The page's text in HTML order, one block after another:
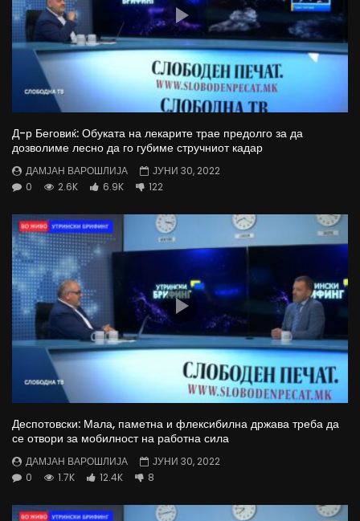
Д-р Беговиќ: Обуката на лекарите трае предолго за да
дозволиме лесно да го губиме стручниот кадар
ДАМЈАН ВАРОШЛИЈА
ЈУНИ 30, 2022
0
2.6K 6.9K 122
Деспотовски: Мала, паметна и флексибилна држава треба да
се отвори за мобилност на работна сила
ДАМЈАН ВАРОШЛИЈА
ЈУНИ 30, 2022
0
1.7K 12.4K 8